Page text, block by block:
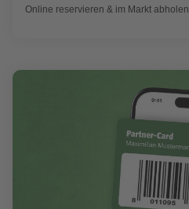
Online reservieren & im Markt abholen